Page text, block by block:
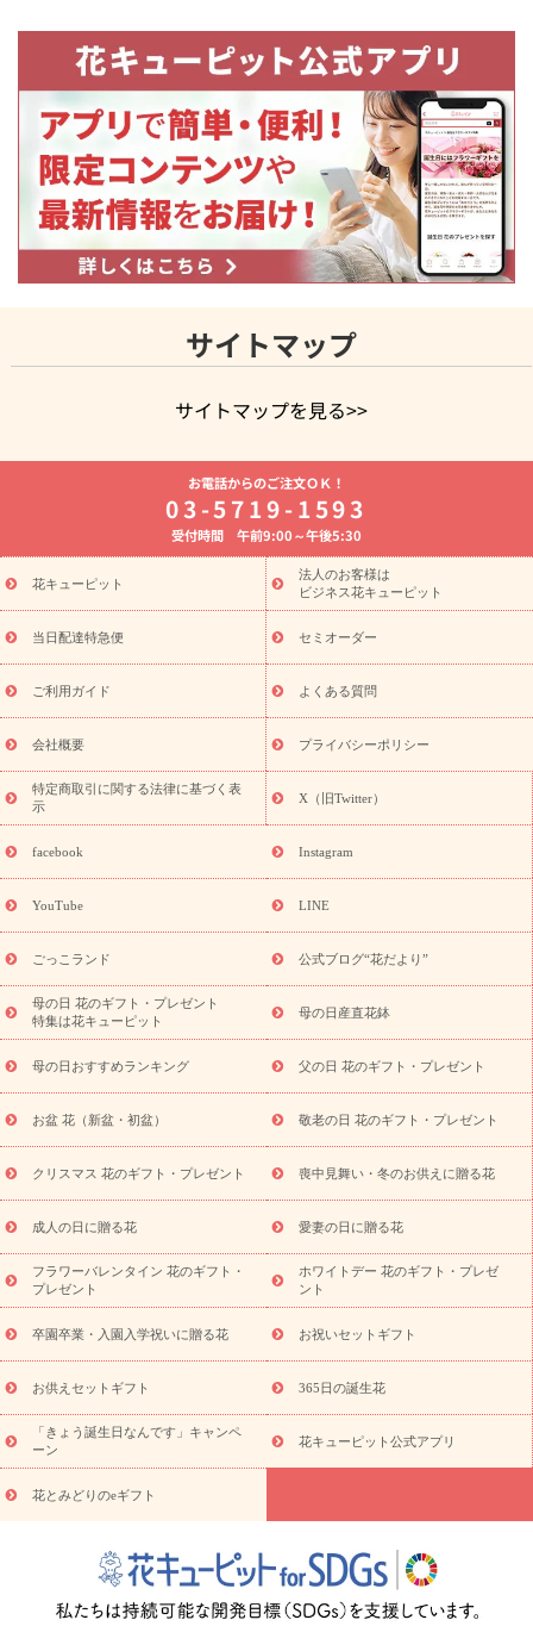
サイトマップ
サイトマップを見る>>
よく贈られる花
お祝いの花特集
誕生日フラワーギフト特集
8月の誕生花(トルコキキョウ)
開店・開業祝い
お供え・お悔やみ お供え・お悔やみの花
通夜・葬儀に贈る花 胡蝶蘭・花鉢
ーブドフラワー
季節のイベント
ひまわり ギフト・プレゼント
特集
お盆 花（新盆・初盆） 季節のイベント
お盆 花（新
盆・初盆）
お盆 花（新盆・初盆）
お盆・お供え 花とセットギ
フト
お盆・お供え プリザーブドフラワー
ひまわり ギフト・プ
レゼント特集
夏の花贈り・お中元・暑中見舞い 花のギフト特集
敬老の日におくる花ギフト・プレゼント特集
花ギフト・プレゼント特集
敬老の日 花のおすすめランキング
敬
老の日 花鉢植えのギフト・プレゼント特集
敬老の日 花とセットギ
フト・プレゼント特集
敬老の日の花 全てのギフト一覧
キャン
ペーン
映画『ウォーターガーディアンズ』コラボキャンペーン
「きょう誕生日なんです」キャンペーン
誕生日の花を探す
誕生日フラワーギフト 誕生日フラワーギフト特集
(トルコキキョウ)
9月の誕生花(リンドウ)
ら探す
お祝いの花特集 当日配達特急便 お祝い商品一覧
念日
結婚祝い 出産祝い 退院祝い・快気祝い
寿祝い
プチギフト ペットのお祝いフラワー
供え・お悔やみ商品一覧
お供え・お悔やみの花
四十九日法要以
お供え プリザーブドフラワー
ペットのお供えフラワー
お盆（新
盆・初盆）
その他 お祝い返し お見舞い
お取り寄せギフト
ビジネス用
ご自宅用 観葉植物 ミディ胡蝶蘭
プリザーブ
ドフラワー
スタイルから探す アレンジメント 花束
スタ
ンド花
お祝い お供え・お悔やみ 胡蝶蘭 胡蝶蘭・花鉢
ディ胡蝶蘭・お祝い
ミディ胡蝶蘭・お供え
世界初の青色胡蝶蘭
観葉植物
観葉植物 産直多肉植物
プリザーブドフラワー
お祝い
お供え・お悔やみ 花とセットギフト
セミオーダー
プチギフト（hanamore -ハナモア-）
花とみどりのeギフト
キューピットのeGfit
カラー ピンク イエローオレンジ
レッ
ド
お花の種類 トルコキキョウ
お祝い お祝い・3000円～ お祝い・4000円～
お祝い・
5000円～
お祝い・7000円～ お祝い・ 10000円～
お供え・お
悔やみ
円～
お供え・お悔やみ・
いのマナー
定年退職祝いのマナー
お祝いを贈るときのマナー・
花キューピットのお祝いコラム一覧
誕生日のお花を「色
彩心理学」で選ぶ方法
結婚祝いの予算相場
出産祝いお役立ち情
お電話からのご注文ＯＫ！
03-5719-1593
受付時間 午前9:00～午後5:30
花キューピット
法人のお客様は
ビジネス花キューピット
当日配達特急便 セミオーダー
ご利用ガイド よくある質問
会社概要 プライバシーポリシー
特定商取引に関する法律に基づく表
示
X（旧Twitter）
facebook Instagram
YouTube LINE
ごっこランド 公式ブログ“花だより”
母の日 花のギフト・プレゼント
特集は花キューピット
母の日産直花鉢
母の日おすすめランキング 父の日 花のギフト・プレゼント
お盆 花（新盆・初盆） 敬老の日 花のギフト・プレゼント
クリスマス 花のギフト・プレゼント 喪中見舞い・冬のお供えに贈る花
成人の日に贈る花 愛妻の日に贈る花
フラワーバレンタイン 花のギフト・
プレゼント
ホワイトデー 花のギフト・プレゼ
ント
卒園卒業・入園入学祝いに贈る花 お祝いセットギフト
お供えセットギフト 365日の誕生花
「きょう誕生日なんです」キャンペ
ーン
花キューピット公式アプリ
花とみどりのeギフト